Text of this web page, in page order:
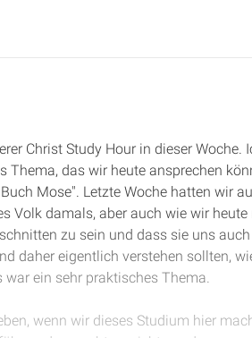
Christ Study Hour in dieser Woche.
Thema, das wir heute ansprechen
Mose". Letzte Woche hatten wir
Volk damals, aber auch wie wir
zu sein und dass sie uns
daher eigentlich verstehen sollten,
ein sehr praktisches Thema.
wenn wir dieses Studium hier